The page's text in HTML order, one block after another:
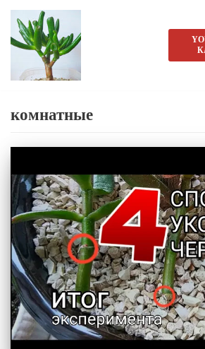
Перейти
содержимому
комнатные